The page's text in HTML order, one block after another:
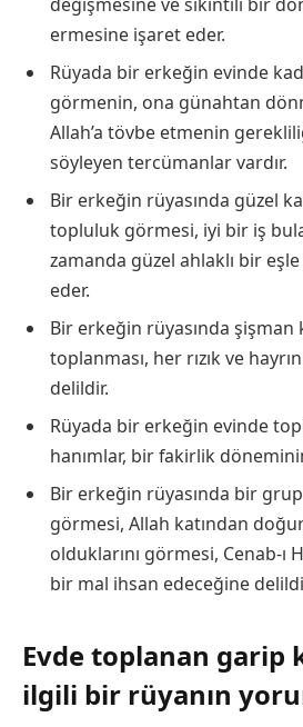
değişmesine ve sıkıntılı bir
ermesine işaret eder.
Rüyada bir erkeğin evinde
görmenin, ona günahtan
Allah’a tövbe etmenin
söyleyen tercümanlar vardır.
Bir erkeğin rüyasında güzel
topluluk görmesi, iyi bir iş
zamanda güzel ahlaklı bir
eder.
Bir erkeğin rüyasında şişman
toplanması, her rızık ve
delildir.
Rüyada bir erkeğin evinde
hanımlar, bir fakirlik
Bir erkeğin rüyasında bir grup
görmesi, Allah katından
olduklarını görmesi, Cenab-ı
bir mal ihsan edeceğine
Evde toplanan garip
ilgili bir rüyanın